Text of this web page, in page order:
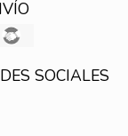
SOCIALES